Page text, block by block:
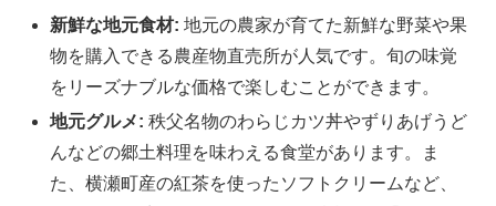
新鮮な地元食材: 地元の農家が育てた新鮮な野菜や果
物を購入できる農産物直売所が人気です。旬の味覚
をリーズナブルな価格で楽しむことができます。
地元グルメ: 秩父名物のわらじカツ丼やずりあげうど
んなどの郷土料理を味わえる食堂があります。ま
た、横瀬町産の紅茶を使ったソフトクリームなど、